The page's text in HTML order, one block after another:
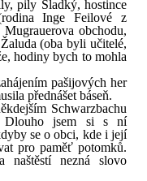
pily Sladký, hostince
Inge Feilové z
obchodu,
(oba byli učitelé,
hodiny bych to mohla
pašijových her
přednášet báseň.
Schwarzbachu
Dlouho jsem si s ní
se o obci, kde i její
pro paměť potomků.
naštěstí nezná slovo